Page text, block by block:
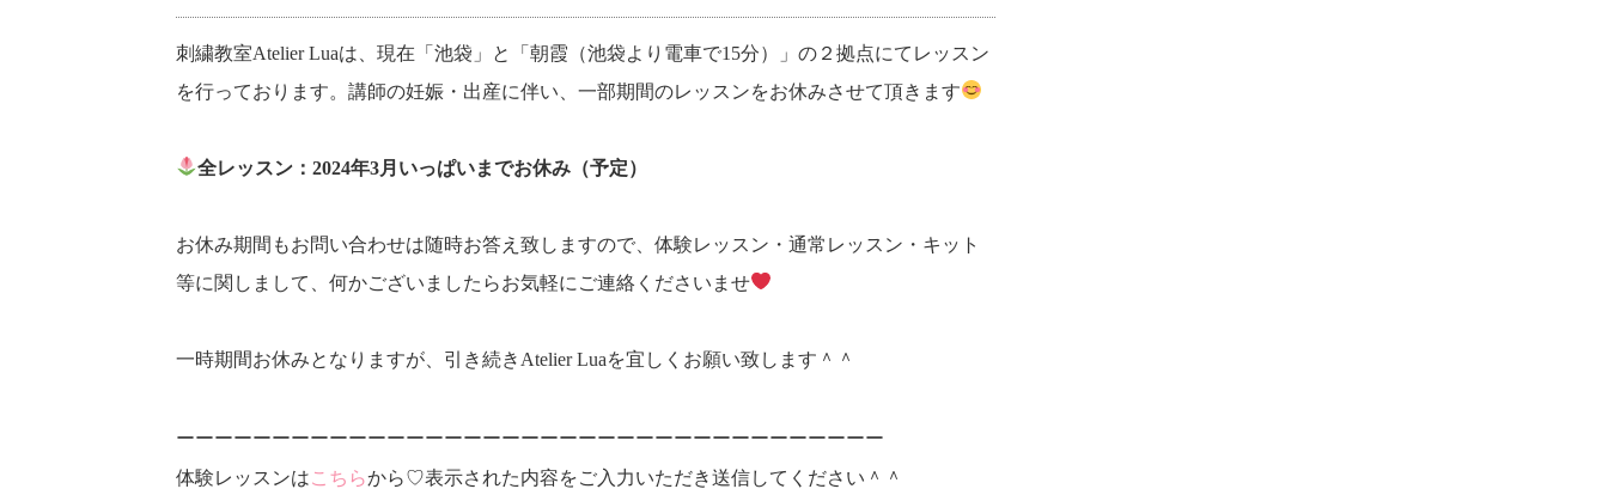
刺繍教室Atelier Luaは、現在「池袋」と「朝霞（池袋より電車で15分）」の２拠点にてレッスン
を行っております。講師の妊娠・出産に伴い、一部期間のレッスンをお休みさせて頂きます
全レッスン：2024年3月いっぱいまでお休み（予定）
お休み期間もお問い合わせは随時お答え致しますので、体験レッスン・通常レッスン・キット
等に関しまして、何かございましたらお気軽にご連絡くださいませ
一時期間お休みとなりますが、引き続きAtelier Luaを宜しくお願い致します＾＾
ーーーーーーーーーーーーーーーーーーーーーーーーーーーーーーーーーーーーー
体験レッスンはこちらから♡表示された内容をご入力いただき送信してください＾＾